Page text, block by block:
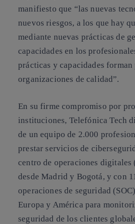
manifiesto que “las nuevas
nuevos riesgos, a los que hay
mediante nuevas prácticas de
capacidades en los
prácticas y capacidades forman
organizaciones de calidad”.
En su firme compromiso por
instituciones, Telefónica Tech
de un equipo de 2.000
prestar servicios de
centro de operaciones digitales
desde Madrid y Bogotá, y con
operaciones de seguridad
Europa y América para
seguridad de los clientes